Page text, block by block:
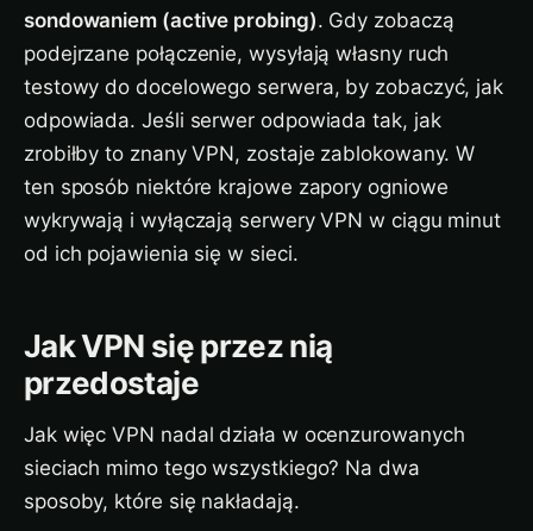
sondowaniem (active probing). Gdy zobaczą
podejrzane połączenie, wysyłają własny ruch
testowy do docelowego serwera, by zobaczyć, jak
odpowiada. Jeśli serwer odpowiada tak, jak
zrobiłby to znany VPN, zostaje zablokowany. W
ten sposób niektóre krajowe zapory ogniowe
wykrywają i wyłączają serwery VPN w ciągu minut
od ich pojawienia się w sieci.
Jak VPN się przez nią
przedostaje
Jak więc VPN nadal działa w ocenzurowanych
sieciach mimo tego wszystkiego? Na dwa
sposoby, które się nakładają.